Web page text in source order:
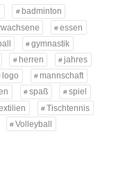
badminton
essen
gymnastik
herren
jahres
logo
mannschaft
spaß
spiel
Tischtennis
Volleyball